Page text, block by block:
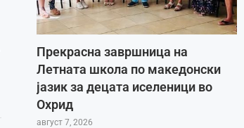
Прекрасна завршница на
Летната школа по македонски
јазик за децата иселеници во
Охрид
август 7, 2026